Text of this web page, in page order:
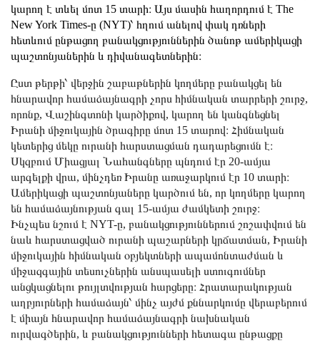
կարող է տևել մոտ 15 տարի։ Այս մասին հաղորդում է The
New York Times-ը (NYT)՝ հղում անելով փակ դռների
հետևում ընթացող բանակցություններին ծանոթ ամերիկացի
պաշտոնյաներին և դիվանագետներին։
Ըստ թերթի՝ վերջին շաբաթներին կողմերը բանակցել են
հնարավոր համաձայնագրի չորս հիմնական տարրերի շուրջ,
որոնք, Վաշինգտոնի կարծիքով, կարող են կանգնեցնել
Իրանի միջուկային ծրագիրը մոտ 15 տարով։ Հիմնական
կետերից մեկը ուրանի հարստացման դադարեցումն է։
Սկզբում Միացյալ Նահանգները պնդում էր 20-ամյա
արգելքի վրա, մինչդեռ Իրանը առաջարկում էր 10 տարի։
Ամերիկացի պաշտոնյաները կարծում են, որ կողմերը կարող
են համաձայնության գալ 15-ամյա ժամկետի շուրջ։
Ինչպես նշում է NYT-ը, բանակցություններում շոշափվում են
նաև հարստացված ուրանի պաշարների կրճատման, Իրանի
միջուկային հիմնական օբյեկտների ապամոնտաժման և
միջազգային տեսուչներին անսպասելի ստուգումներ
անցկացնելու թույլտվության հարցերը։ Հրատարակության
աղբյուրների համաձայն՝ մինչ այժմ քննարկումը վերաբերում
է միայն հնարավոր համաձայնագրի նախնական
ուրվագծերին, և բանակցությունների հետագա ընթացքը